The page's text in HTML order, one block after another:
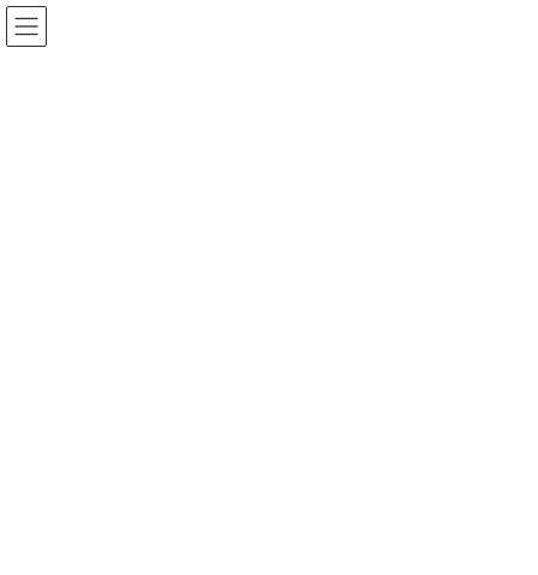
コ
ン
ナ
ビ